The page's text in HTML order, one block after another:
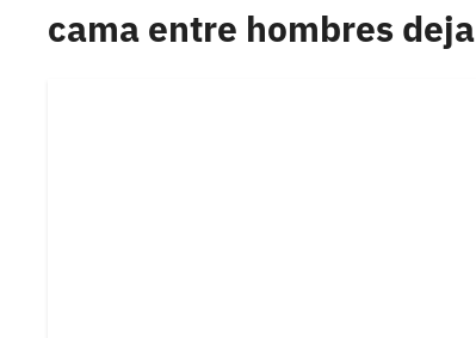
cama entre hombres